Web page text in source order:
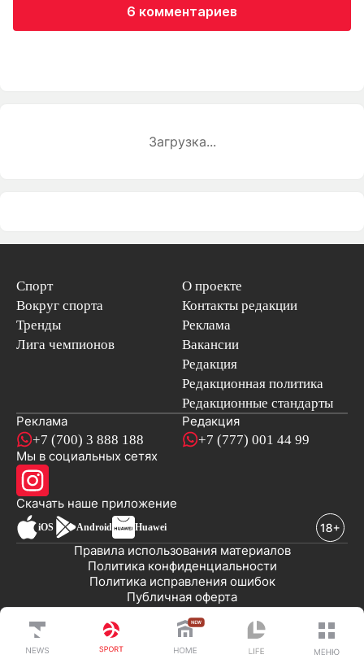
6 комментариев
Загрузка...
Спорт
Вокруг спорта
Тренды
Лига чемпионов
О проекте
Контакты редакции
Реклама
Вакансии
Редакция
Редакционная политика
Редакционные стандарты
Реклама
+7 (700) 3 888 188
Редакция
+7 (777) 001 44 99
Мы в социальных сетях
Скачать наше приложениеновостей
iOS Android Huawei
Публичная оферта
Политика исправления ошибок
Политика конфиденциальности
Правила использования материалов